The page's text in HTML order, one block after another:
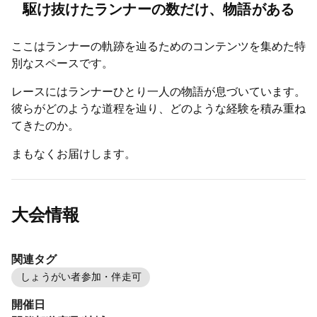
駆け抜けたランナーの数だけ、物語がある
ここはランナーの軌跡を辿るためのコンテンツを集めた特
別なスペースです。
レースにはランナーひとり一人の物語が息づいています。
彼らがどのような道程を辿り、どのような経験を積み重ね
てきたのか。
まもなくお届けします。
大会情報
関連タグ
しょうがい者参加・伴走可
開催日